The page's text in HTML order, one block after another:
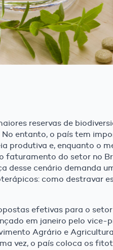
reservas de
entanto, o país tem
produtiva e, enquanto o
faturamento do setor no
desse cenário demanda
como destravar
efetivas para o
em janeiro pelo vice-
Agrário e
vez, o país coloca os